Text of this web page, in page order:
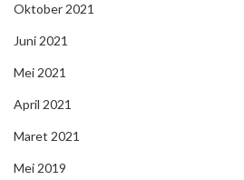
Oktober 2021
Juni 2021
Mei 2021
April 2021
Maret 2021
Mei 2019